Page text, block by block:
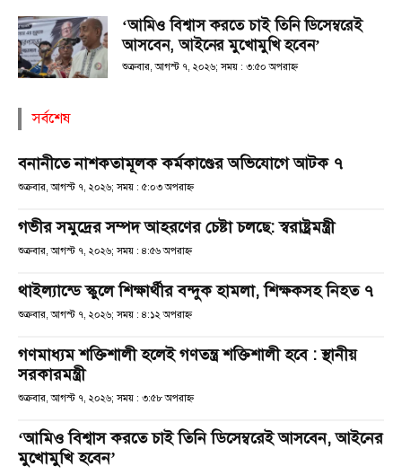
‘আমিও বিশ্বাস করতে চাই তিনি ডিসেম্বরেই
আসবেন, আইনের মুখোমুখি হবেন’
শুক্রবার, আগস্ট ৭, ২০২৬; সময় : ৩:৫০ অপরাহ্ণ
সর্বশেষ
বনানীতে নাশকতামূলক কর্মকাণ্ডের অভিযোগে আটক ৭
শুক্রবার, আগস্ট ৭, ২০২৬; সময় : ৫:০৩ অপরাহ্ণ
গভীর সমুদ্রের সম্পদ আহরণের চেষ্টা চলছে: স্বরাষ্ট্রমন্ত্রী
শুক্রবার, আগস্ট ৭, ২০২৬; সময় : ৪:৫৬ অপরাহ্ণ
থাইল্যান্ডে স্কুলে শিক্ষার্থীর বন্দুক হামলা, শিক্ষকসহ নিহত ৭
শুক্রবার, আগস্ট ৭, ২০২৬; সময় : ৪:১২ অপরাহ্ণ
গণমাধ্যম শক্তিশালী হলেই গণতন্ত্র শক্তিশালী হবে : স্থানীয়
সরকারমন্ত্রী
শুক্রবার, আগস্ট ৭, ২০২৬; সময় : ৩:৫৮ অপরাহ্ণ
‘আমিও বিশ্বাস করতে চাই তিনি ডিসেম্বরেই আসবেন, আইনের
মুখোমুখি হবেন’